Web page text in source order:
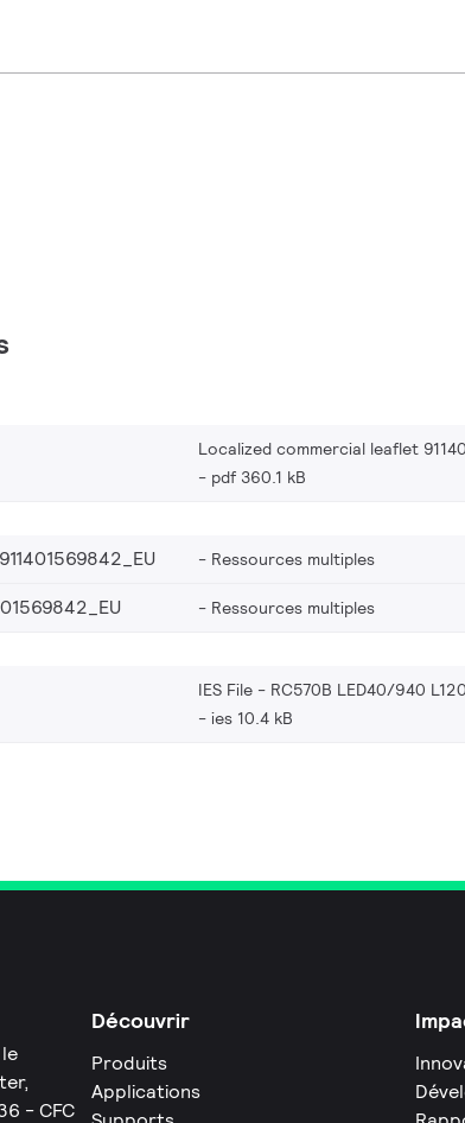
Localized commercial leaflet
pdf 360.1 kB
Ressources multiples
Ressources multiples
IES File - RC570B LED40/940
ies 10.4 kB
- CFC
Découvrir
Produits
Applications